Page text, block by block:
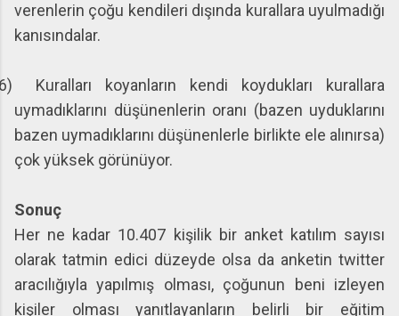
verenlerin çoğu kendileri dışında kurallara uyulmadığı
kanısındalar.
Kuralları koyanların kendi koydukları kurallara
uymadıklarını düşünenlerin oranı (bazen uyduklarını
bazen uymadıklarını düşünenlerle birlikte ele alınırsa)
çok yüksek görünüyor.
Sonuç
Her ne kadar 10.407 kişilik bir anket katılım sayısı
olarak tatmin edici düzeyde olsa da anketin twitter
aracılığıyla yapılmış olması, çoğunun beni izleyen
kişiler olması yanıtlayanların belirli bir eğitim